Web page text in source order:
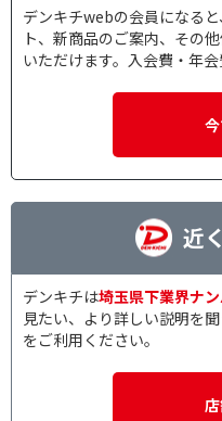
デンキチwebの会員になる
ト、新商品のご案内、その
いただけます。入会費・年
近
デンキチは埼玉県下業界ナ
見たい、より詳しい説明を
をご利用ください。